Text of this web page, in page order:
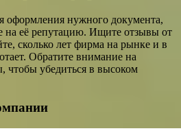
оформления нужного документа,
на её репутацию. Ищите отзывы от
сколько лет фирма на рынке и в
Обратите внимание на
чтобы убедиться в высоком